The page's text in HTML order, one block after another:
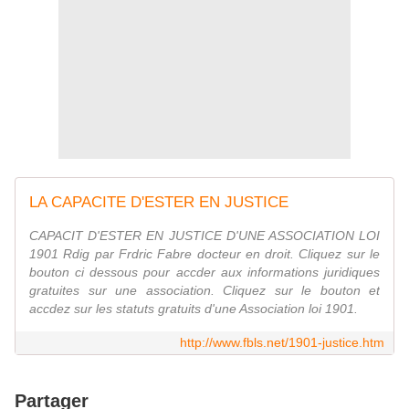
LA CAPACITE D'ESTER EN JUSTICE
CAPACIT D'ESTER EN JUSTICE D'UNE ASSOCIATION LOI
1901 Rdig par Frdric Fabre docteur en droit. Cliquez sur le
bouton ci dessous pour accder aux informations juridiques
gratuites sur une association. Cliquez sur le bouton et
accdez sur les statuts gratuits d'une Association loi 1901.
http://www.fbls.net/1901-justice.htm
Partager